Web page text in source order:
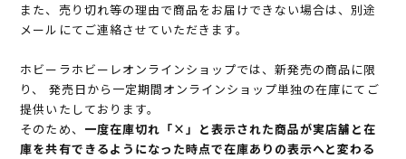
また、売り切れ等の理由で商品をお届けできない場合は、別途
メールにてご連絡させていただきます。
ホビーラホビーレオンラインショップでは、新発売の商品に限
り、 発売日から一定期間オンラインショップ単独の在庫にてご
提供いたしております。
そのため、 一度在庫切れ「×」と表示された商品が実店舗と在
庫を共有できるようになった時点で在庫ありの表示へと変わる